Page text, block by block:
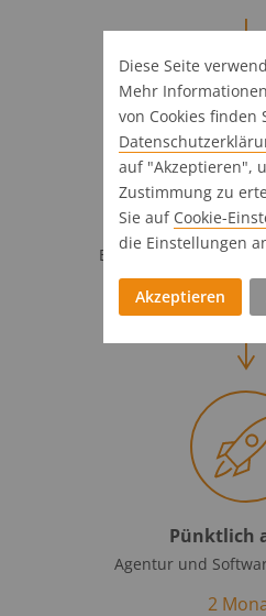
Volle Kraft
4
Pünktlich
Agentur und
2
Diese Seite
Mehr
von Cookies finden
auf "Akzeptieren",
Zustimmung zu
Sie auf Cookie-
die Einstellungen
Akzeptieren